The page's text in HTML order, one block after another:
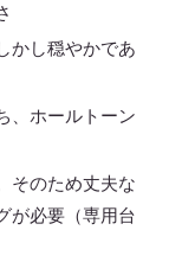
かし穏やかであ
、ホールトーン
そのため丈夫な
が必要（専用台